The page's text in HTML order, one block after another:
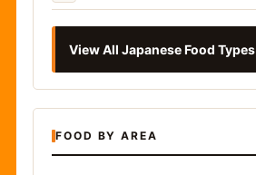
View All Japanese Food Types
FOOD BY AREA